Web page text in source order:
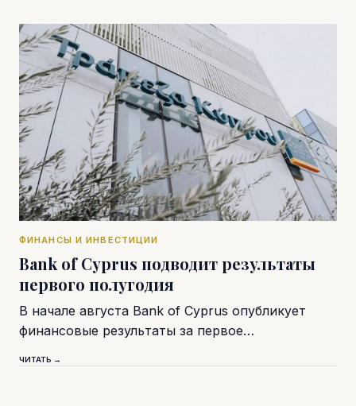
ФИНАНСЫ И ИНВЕСТИЦИИ
Bank of Cyprus подводит результаты
первого полугодия
В начале августа Bank of Cyprus опубликует
финансовые результаты за первое…
ЧИТАТЬ →